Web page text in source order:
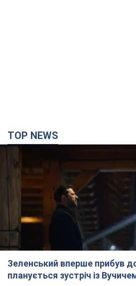
TOP NEWS
Зеленський вперше прибув
планується зустріч із